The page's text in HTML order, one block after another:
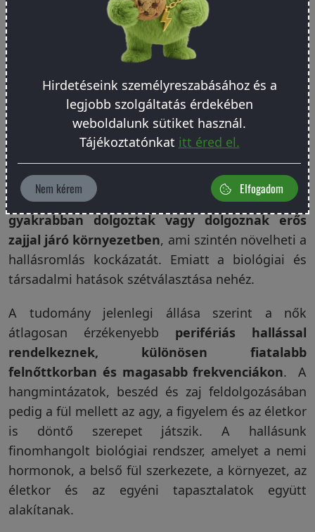
. A különbség nem hiszti, nem
figyelmetlenség és nem feltétlenül
halláskárosodás: lehet természetes biológiai
A legjobb magyarázat valószínűleg több tényező
kombinációja. Lehet benne szerepe a magzati
hormonális hatásoknak, a belső fül anatómiai
eltéréseinek, az ösztrogén védő vagy moduláló
hatásának, valamint a környezeti zajterhelésnek.
Aférfiak sok társadalomban átlagosan
gyakrabban dolgoztak vagy dolgoznak erős
zajjal járó környezetben, ami szintén növelheti a
hallásromlás kockázatát. Emiatt a biológiai és
társadalmi hatások szétválasztása nehéz.
A tudomány jelenlegi állása szerint a nők
átlagosan érzékenyebb perifériás hallással
rendelkeznek, különösen fiatalabb
felnőttkorban és magasabb frekvenciákon. A
hangmintázatok, beszéd és zaj feldolgozásában
pedig a fül mellett az agy, a figyelem és az életkor
is döntő szerepet játszik. A hallásunk
finomhangolt biológiai rendszer, amelyet a nemi
hormonok, a belső fül szerkezete, a környezet, az
életkor és az egyéni tapasztalatok együtt
alakítanak.
Hirdetéseink személyreszabásához és a
legjobb szolgáltatás érdekében
weboldalunk sütiket használ.
Tájékoztatónkat itt éred el.
Nem kérem Elfogadom